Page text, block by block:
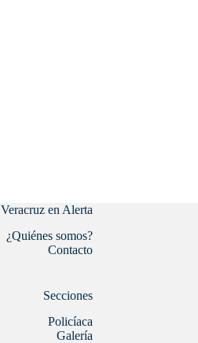
Veracruz en Alerta
¿Quiénes somos?
Contacto
Secciones
Policíaca
Galería